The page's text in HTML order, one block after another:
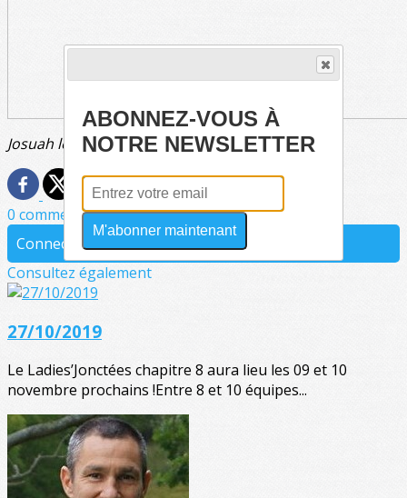
Josuah le sider équilibré
0 commentaire(s)
Connectez-vous pour laisser un commentaire
Consultez également
27/10/2019
Le Ladies’Jonctées chapitre 8 aura lieu les 09 et 10
novembre prochains !Entre 8 et 10 équipes...
ABONNEZ-VOUS À
NOTRE NEWSLETTER
M'abonner maintenant